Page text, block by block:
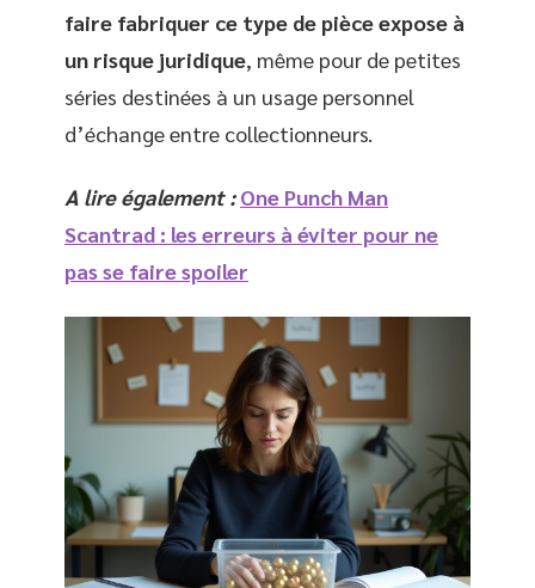
faire fabriquer ce type de pièce expose à
un risque juridique, même pour de petites
séries destinées à un usage personnel
d’échange entre collectionneurs.
A lire également : One Punch Man
Scantrad : les erreurs à éviter pour ne
pas se faire spoiler